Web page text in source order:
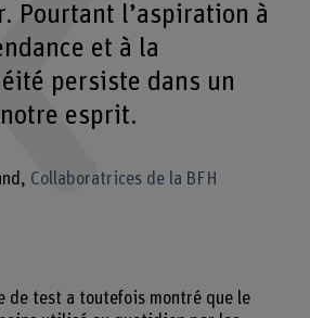
Pourtant l’aspiration à
et à la
persiste dans un
esprit.
Collaboratrices de la BFH
de test a toutefois montré que le